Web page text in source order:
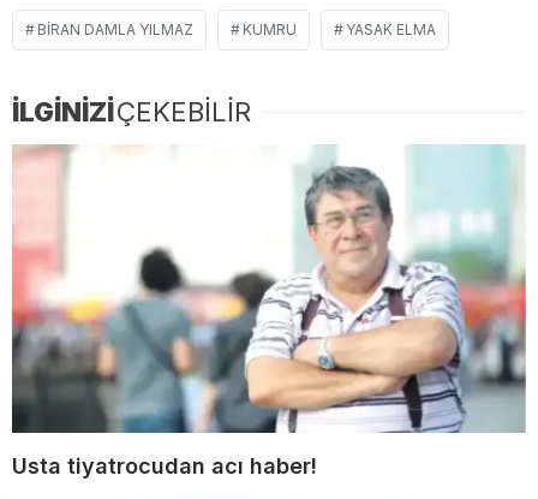
BIRAN DAMLA YILMAZ KUMRU YASAK ELMA
İLGİNİZİÇEKEBİLİR
Usta tiyatrocudan acı haber!